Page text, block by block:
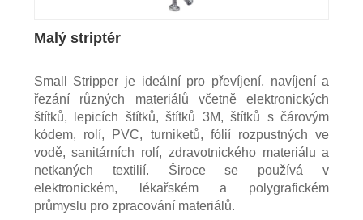
Malý striptér
Small Stripper je ideální pro převíjení, navíjení a
řezání různých materiálů včetně elektronických
štítků, lepicích štítků, štítků 3M, štítků s čárovým
kódem, rolí, PVC, turniketů, fólií rozpustných ve
vodě, sanitárních rolí, zdravotnického materiálu a
netkaných textilií. Široce se používá v
elektronickém, lékařském a polygrafickém
průmyslu pro zpracování materiálů.